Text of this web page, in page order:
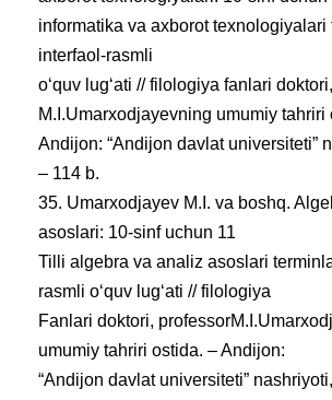
informatika va axborot texnologiyalari
interfaol-rasmli
oʻquv lugʻati // filologiya fanlari
M.I.Umarxodjayevning umumiy tahriri
Andijon: “Andijon davlat universiteti”
– 114 b.
35. Umarxodjayev M.I. va boshq.
asoslari: 10-sinf uchun 11
Tilli algebra va analiz asoslari
rasmli oʻquv lugʻati // filologiya
Fanlari doktori,
umumiy tahriri ostida. – Andijon:
“Andijon davlat universiteti”